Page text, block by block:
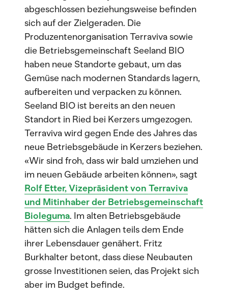
abgeschlossen beziehungsweise befinden
sich auf der Zielgeraden. Die
Produzentenorganisation Terraviva sowie
die Betriebsgemeinschaft Seeland BIO
haben neue Standorte gebaut, um das
Gemüse nach modernen Standards lagern,
aufbereiten und verpacken zu können.
Seeland BIO ist bereits an den neuen
Standort in Ried bei Kerzers umgezogen.
Terraviva wird gegen Ende des Jahres das
neue Betriebsgebäude in Kerzers beziehen.
«Wir sind froh, dass wir bald umziehen und
im neuen Gebäude arbeiten können», sagt
Rolf Etter, Vizepräsident von Terraviva
und Mitinhaber der Betriebsgemeinschaft
Bioleguma. Im alten Betriebsgebäude
hätten sich die Anlagen teils dem Ende
ihrer Lebensdauer genähert. Fritz
Burkhalter betont, dass diese Neubauten
grosse Investitionen seien, das Projekt sich
aber im Budget befinde.